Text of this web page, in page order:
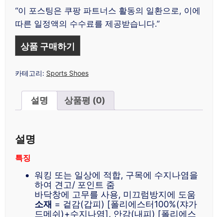
래
가
격:
₩99,000.
재
가
격:
“이 포스팅은 쿠팡 파트너스 활동의 일환으로, 이에
따른 일정액의 수수료를 제공받습니다.”
상품 구매하기
카테고리: Sports Shoes
설명 상품평 (0)
설명
특징
워킹 또는 일상에 적합, 구목에 수지나염을
하여 견고/ 포인트 줌
바닥창에 고무를 사용, 미끄럼방지에 도움
소재 = 겉감(갑피) [폴리에스터100%(쟈가
드메쉬)+수지나염], 안감(내피) [폴리에스